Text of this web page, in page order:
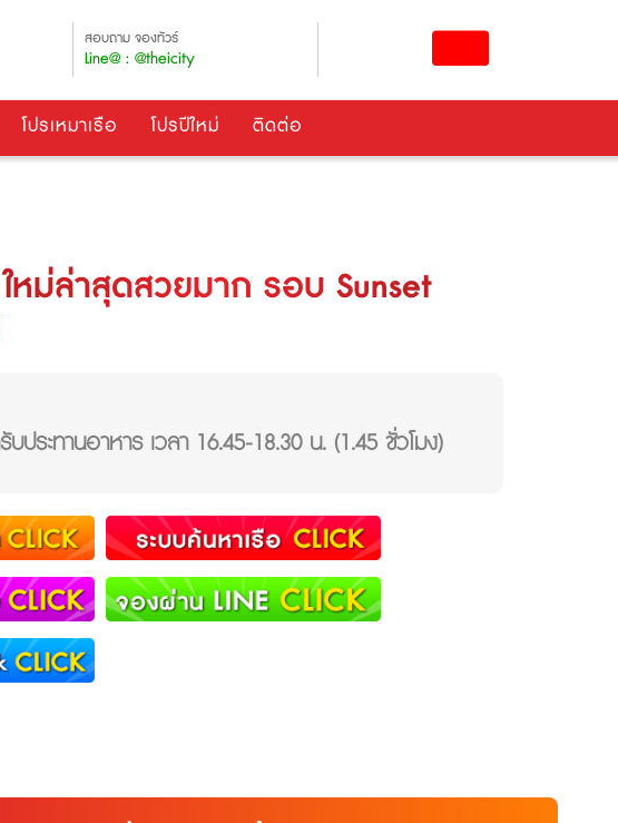
สอบถาม จองทัวร์
Line@ : @theicity
โปรเหมาเรือ โปรปีใหม่ ติดต่อ
หม่ล่าสุดสวยมาก รอบ Sunset
บประทานอาหาร เวลา 16.45-18.30 น. (1.45 ชั่วโมง)